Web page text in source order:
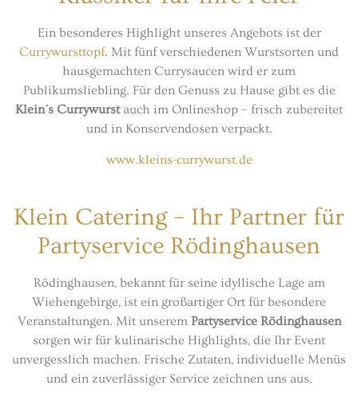
Ein besonderes Highlight unseres Angebots ist der
Currywursttopf. Mit fünf verschiedenen Wurstsorten und
hausgemachten Currysaucen wird er zum
Publikumsliebling. Für den Genuss zu Hause gibt es die
Klein´s Currywurstauch im Onlineshop – frisch zubereitet
und in Konservendosen verpackt.
www.kleins-currywurst.de
Klein Catering – Ihr Partner für
Partyservice Rödinghausen
Rödinghausen, bekannt für seine idyllische Lage am
Wiehengebirge, ist ein großartiger Ort für besondere
Veranstaltungen. Mit unserem Partyservice Rödinghausen
sorgen wir für kulinarische Highlights, die Ihr Event
unvergesslich machen. Frische Zutaten, individuelle Menüs
und ein zuverlässiger Service zeichnen uns aus.